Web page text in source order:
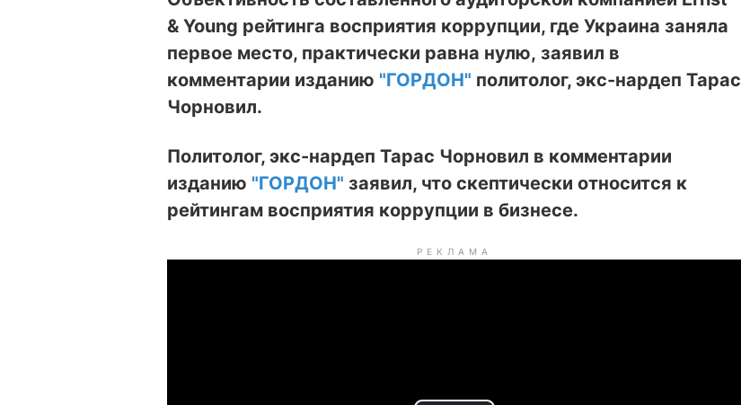
& Young рейтинга восприятия коррупции, где Украина заняла
первое место, практически равна нулю, заявил в
комментарии изданию "ГОРДОН" политолог, экс-нардеп Тарас
Чорновил.
Политолог, экс-нардеп Тарас Чорновил в комментарии
изданию "ГОРДОН" заявил, что скептически относится к
рейтингам восприятия коррупции в бизнесе.
РЕКЛАМА